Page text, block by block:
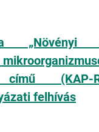
„Növényi
című (KAP-
felhívás